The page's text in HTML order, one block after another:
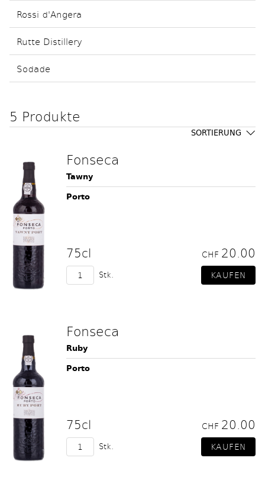
Rossi d'Angera
Rutte Distillery
Sodade
5 Produkte
SORTIERUNG
Fonseca
Tawny
Porto
75cl CHF 20.00
Stk.
Fonseca
Ruby
Porto
75cl CHF 20.00
Stk.